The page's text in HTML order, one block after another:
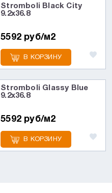
Stromboli Black City
9.2x36.8
5592 руб/м2
В КОРЗИНУ
Stromboli Glassy Blue
9.2x36.8
5592 руб/м2
В КОРЗИНУ